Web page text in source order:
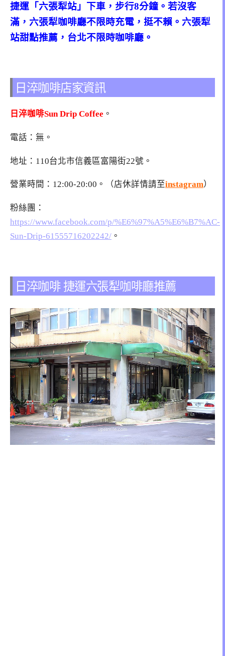
捷運「六張犁站」下車，步行8分鐘。若沒客
滿，六張犁咖啡廳不限時充電，挺不賴。六張犁
站甜點推薦，台北不限時咖啡廳。
日淬咖啡店家資訊
日淬咖啡Sun Drip Coffee 。
電話：無。
地址：110台北市信義區富陽街22號。
營業時間：12:00-20:00。（店休詳情請至instagram）
粉絲團：
https://www.facebook.com/p/%E6%97%A5%E6%B7%AC-
Sun-Drip-61555716202242/ 。
日淬咖啡 捷運六張犁咖啡廳推薦